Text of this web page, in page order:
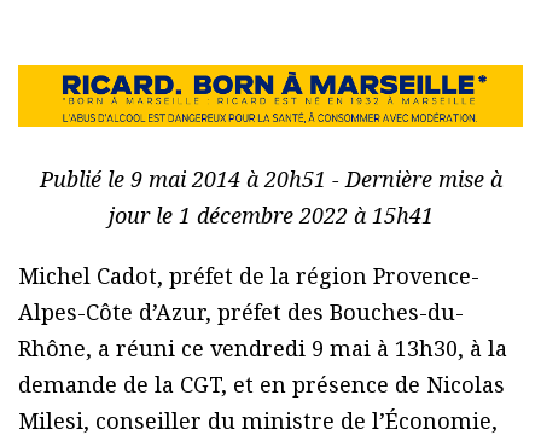
Publié le 9 mai 2014 à 20h51 - Dernière mise à
jour le 1 décembre 2022 à 15h41
Michel Cadot, préfet de la région Provence-
Alpes-Côte d’Azur, préfet des Bouches-du-
Rhône, a réuni ce vendredi 9 mai à 13h30, à la
demande de la CGT, et en présence de Nicolas
Milesi, conseiller du ministre de l’Économie,